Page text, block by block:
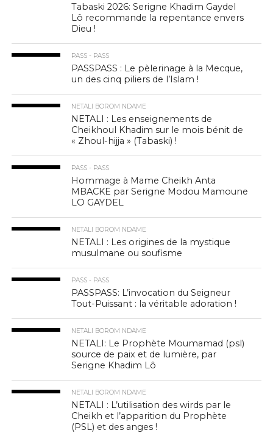
Tabaski 2026: Serigne Khadim Gaydel
Lô recommande la repentance envers
Dieu !
PASS - PASS
PASSPASS : Le pèlerinage à la Mecque,
un des cinq piliers de l’Islam !
NETALI BOROM NDAME
NETALI : Les enseignements de
Cheikhoul Khadim sur le mois bénit de
« Zhoul-hijja » (Tabaski) !
PASS - PASS
Hommage à Mame Cheikh Anta
MBACKE par Serigne Modou Mamoune
LO GAYDEL
NETALI BOROM NDAME
NETALI : Les origines de la mystique
musulmane ou soufisme
PASS - PASS
PASSPASS: L’invocation du Seigneur
Tout-Puissant : la véritable adoration !
NETALI BOROM NDAME
NETALI: Le Prophète Moumamad (psl)
source de paix et de lumière, par
Serigne Khadim Lô
NETALI BOROM NDAME
NETALI : L’utilisation des wirds par le
Cheikh et l’apparition du Prophète
(PSL) et des anges !